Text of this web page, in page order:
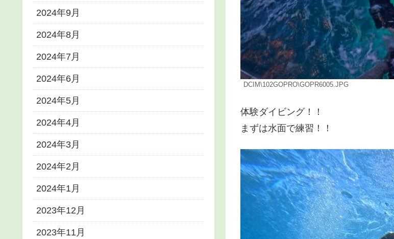
DCIM\102GOPRO\GOPR6005.JPG
体験ダイビング！！
まずは水面で練習！！
2024年9月
2024年8月
2024年7月
2024年6月
2024年5月
2024年4月
2024年3月
2024年2月
2024年1月
2023年12月
2023年11月